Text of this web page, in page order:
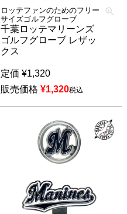
ロッテファンのためのフリー
サイズゴルフグローブ
千葉ロッテマリーンズ
ゴルフグローブ レザッ
クス
定価 ¥1,320
販売価格 ¥1,320税込